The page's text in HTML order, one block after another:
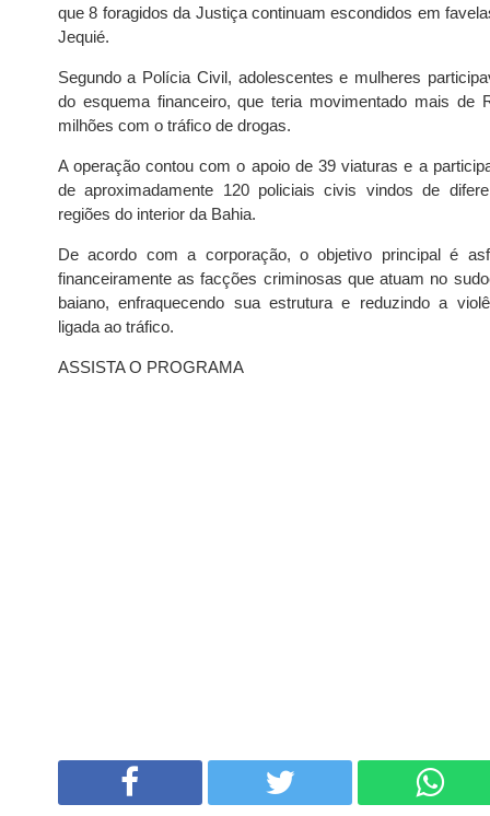
que 8 foragidos da Justiça continuam escondidos em
Jequié.
Segundo a Polícia Civil, adolescentes e mulheres
do esquema financeiro, que teria movimentado mais de
milhões com o tráfico de drogas.
A operação contou com o apoio de 39 viaturas e a
de aproximadamente 120 policiais civis vindos de
regiões do interior da Bahia.
De acordo com a corporação, o objetivo principal é
financeiramente as facções criminosas que atuam no
baiano, enfraquecendo sua estrutura e reduzindo a
ligada ao tráfico.
ASSISTA O PROGRAMA